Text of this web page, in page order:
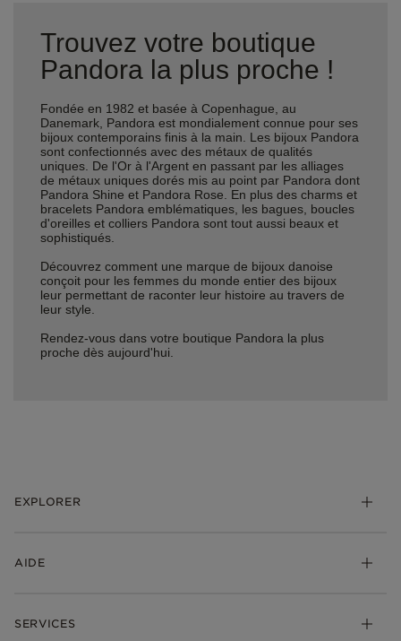
Trouvez votre boutique
Pandora la plus proche !
Fondée en 1982 et basée à Copenhague, au
Danemark, Pandora est mondialement connue pour ses
bijoux contemporains finis à la main. Les bijoux Pandora
sont confectionnés avec des métaux de qualités
uniques. De l'Or à l'Argent en passant par les alliages
de métaux uniques dorés mis au point par Pandora dont
Pandora Shine et Pandora Rose. En plus des charms et
bracelets Pandora emblématiques, les bagues, boucles
d'oreilles et colliers Pandora sont tout aussi beaux et
sophistiqués.
Découvrez comment une marque de bijoux danoise
conçoit pour les femmes du monde entier des bijoux
leur permettant de raconter leur histoire au travers de
leur style.
Rendez-vous dans votre boutique Pandora la plus
proche dès aujourd'hui.
EXPLORER
Bijoux
AIDE
Suivre ma commande
SERVICES